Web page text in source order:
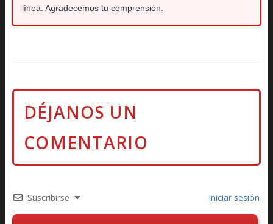
línea. Agradecemos tu comprensión.
Suscribirse Iniciar sesión